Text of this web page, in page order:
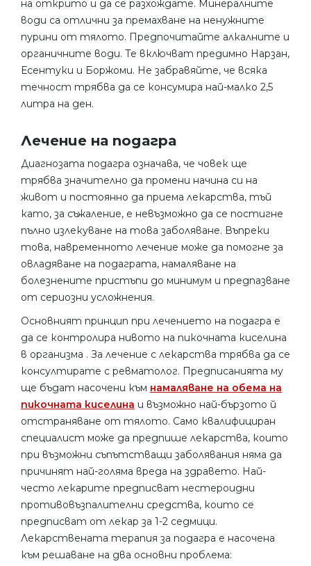
на открито и да се разхождате. Минералните
води са отлични за премахване на ненужните
пурини от тялото. Предпочитайте алкалните и
органичните води. Те включват предимно Нарзан,
Есентуки и Боржоми. Не забравяйте, че всяка
течност трябва да се консумира най-малко 2,5
литра на ден.
Лечение на подагра
Диагнозата подагра означава, че човек ще
трябва значително да промени начина си на
живот и постоянно да приема лекарства, тъй
като, за съжаление, е невъзможно да се постигне
пълно излекуване на това заболяване. Въпреки
това, навременното лечение може да помогне за
овладяване на подаграта, намаляване на
болезнените пристъпи до минимум и предпазване
от сериозни усложнения.
Основният принцип при лечението на подагра е
да се контролира нивото на пикочната киселина
в организма . За лечение с лекарства трябва да се
консултирате с ревматолог. Предписанията му
ще бъдат насочени към намаляване на обема на
пикочната киселина и възможно най-бързото й
отстраняване от тялото. Само квалифициран
специалист може да предпише лекарства, които
при възможни съпътстващи заболявания няма да
причинят най-голяма вреда на здравето. Най-
често лекарите предписват нестероидни
противовъзпалителни средства, които се
предписват от лекар за 1-2 седмици.
Лекарствената терапия за подагра е насочена
към решаване на два основни проблема: